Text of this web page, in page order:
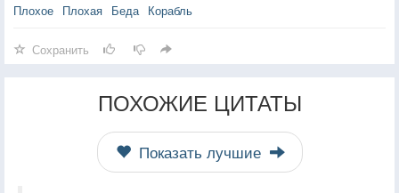
Плохое Плохая Беда Корабль
Сохранить
ПОХОЖИЕ ЦИТАТЫ
Показать лучшие